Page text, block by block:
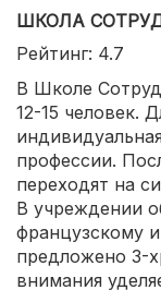
ШКОЛА
Рейтинг: 4.7
В Школе
12-15 человек.
профессии.
переходят на
В учреждении
французскому
предложено 3-
внимания